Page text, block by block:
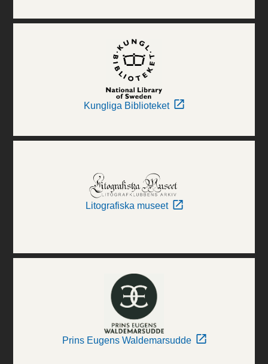
Kungliga Biblioteket
Litografiska museet
Prins Eugens Waldemarsudde